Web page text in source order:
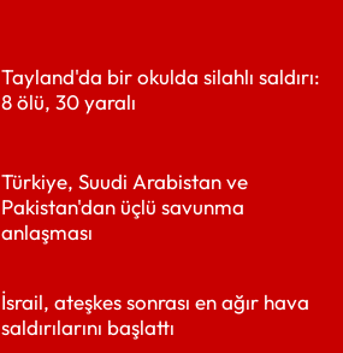
Tayland'da bir okulda silahlı saldırı:
8 ölü, 30 yaralı
Türkiye, Suudi Arabistan ve
Pakistan'dan üçlü savunma
anlaşması
İsrail, ateşkes sonrası en ağır hava
saldırılarını başlattı